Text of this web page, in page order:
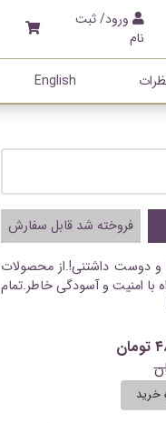
ورود/ ثبت
نام
English
فروخته شد قابل سفارش
و دوست داشتنی!.از محصولات
با امنیت و آسودگی خاطر.تمام
خرید